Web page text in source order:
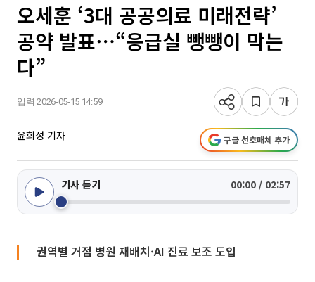
오세훈 ‘3대 공공의료 미래전략’
공약 발표⋯“응급실 뺑뺑이 막는
다”
입력 2026-05-15 14:59
윤희성 기자 구글 선호매체 추가
기사 듣기 00:00 / 02:57
권역별 거점 병원 재배치·AI 진료 보조 도입